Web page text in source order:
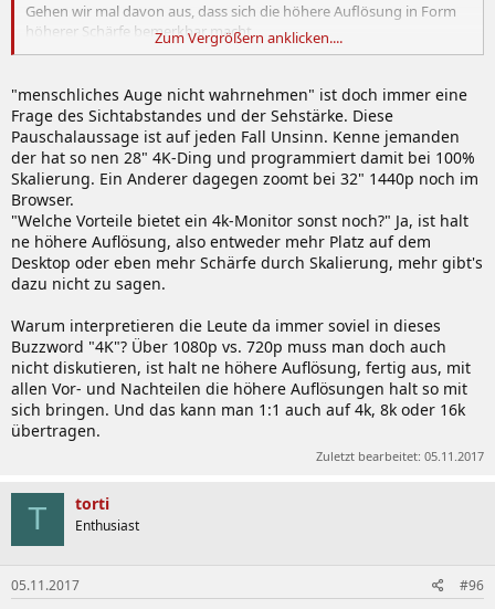
Gehen wir mal davon aus, dass sich die höhere Auflösung in Form
höherer Schärfe bemerkbar macht.
Welche Vorteile bietet ein 4k-Monitor sonst noch?
Zum Vergrößern anklicken....
"menschliches Auge nicht wahrnehmen" ist doch immer eine
Frage des Sichtabstandes und der Sehstärke. Diese
Pauschalaussage ist auf jeden Fall Unsinn. Kenne jemanden
der hat so nen 28" 4K-Ding und programmiert damit bei 100%
Skalierung. Ein Anderer dagegen zoomt bei 32" 1440p noch im
Browser.
"Welche Vorteile bietet ein 4k-Monitor sonst noch?" Ja, ist halt
ne höhere Auflösung, also entweder mehr Platz auf dem
Desktop oder eben mehr Schärfe durch Skalierung, mehr gibt's
dazu nicht zu sagen.
Warum interpretieren die Leute da immer soviel in dieses
Buzzword "4K"? Über 1080p vs. 720p muss man doch auch
nicht diskutieren, ist halt ne höhere Auflösung, fertig aus, mit
allen Vor- und Nachteilen die höhere Auflösungen halt so mit
sich bringen. Und das kann man 1:1 auch auf 4k, 8k oder 16k
übertragen.
Zuletzt bearbeitet: 05.11.2017
T torti
Enthusiast
05.11.2017 #96